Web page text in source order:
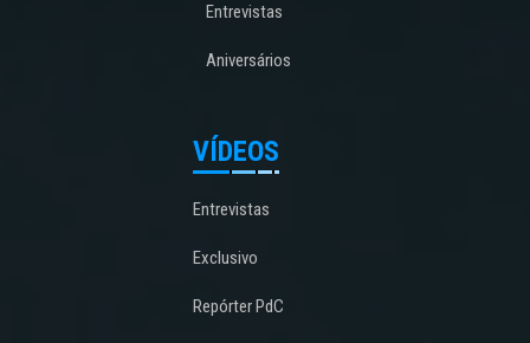
Entrevistas
Aniversários
VÍDEOS
Entrevistas
Exclusivo
Repórter PdC